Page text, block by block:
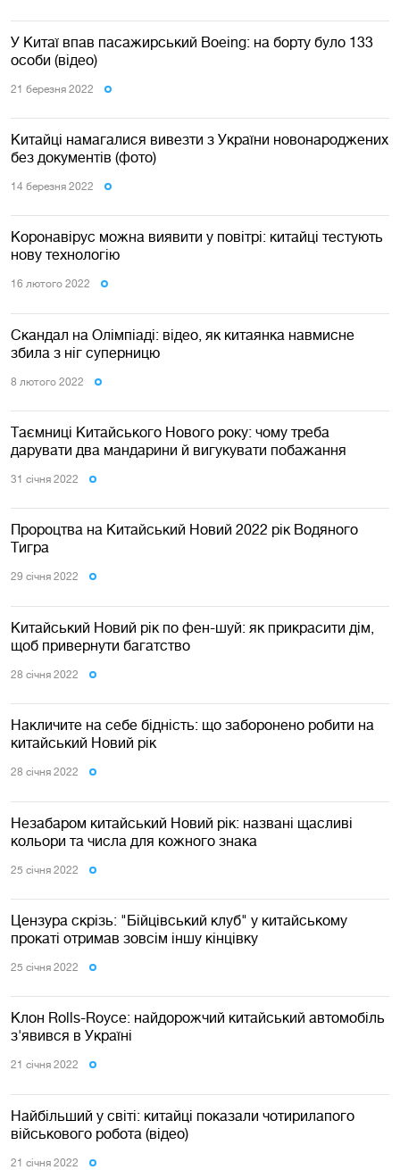
У Китаї впав пасажирський Boeing: на борту було 133
особи (відео)
21 березня 2022
Китайці намагалися вивезти з України новонароджених
без документів (фото)
14 березня 2022
Коронавірус можна виявити у повітрі: китайці тестують
нову технологію
16 лютого 2022
Скандал на Олімпіаді: відео, як китаянка навмисне
збила з ніг суперницю
8 лютого 2022
Таємниці Китайського Нового року: чому треба
дарувати два мандарини й вигукувати побажання
31 сiчня 2022
Пророцтва на Китайський Новий 2022 рік Водяного
Тигра
29 сiчня 2022
Китайський Новий рік по фен-шуй: як прикрасити дім,
щоб привернути багатство
28 сiчня 2022
Накличите на себе бідність: що заборонено робити на
китайський Новий рік
28 сiчня 2022
Незабаром китайський Новий рік: названі щасливі
кольори та числа для кожного знака
25 сiчня 2022
Цензура скрізь: "Бійцівський клуб" у китайському
прокаті отримав зовсім іншу кінцівку
25 сiчня 2022
Клон Rolls-Royce: найдорожчий китайський автомобіль
з'явився в Україні
21 сiчня 2022
Найбільший у світі: китайці показали чотирилапого
військового робота (відео)
21 сiчня 2022